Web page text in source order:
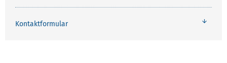
Kontaktformular